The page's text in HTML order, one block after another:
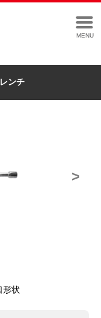
MENU
ンチ
>
形状